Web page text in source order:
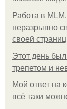
Работа в
неразрывно
своей
Этот день
трепетом и
Мой ответ на
всё таки